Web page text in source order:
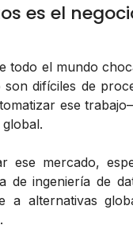
es el
todo el mundo
difíciles de
ese
ese mercado,
ingeniería de
a alternativas